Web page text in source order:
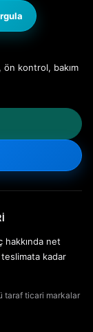
ön kontrol, bakım
hakkında net
teslimata kadar
taraf ticari markalar